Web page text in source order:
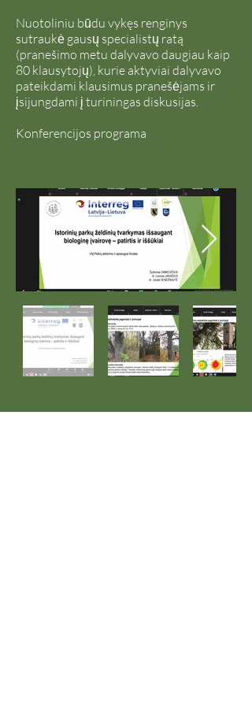
Nuotoliniu būdu vykęs renginys
sutraukė gausų specialistų ratą
(pranešimo metu dalyvavo daugiau kaip
80 klausytojų), kurie aktyviai dalyvavo
pateikdami klausimus pranešėjams ir
įsijungdami į turiningas diskusijas.
Konferencijos programa